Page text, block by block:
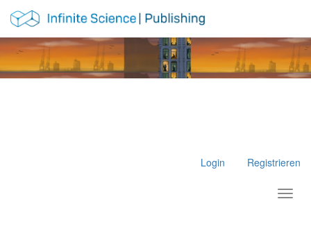
Hauptinhalt
Sidebar
Login Registrieren